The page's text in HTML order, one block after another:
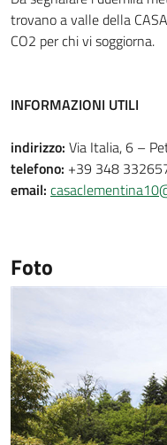
trovano a valle della
CO2 per chi vi soggiorna.
INFORMAZIONI UTILI
indirizzo: Via Italia, 6 –
telefono: +39 348
email:
Foto